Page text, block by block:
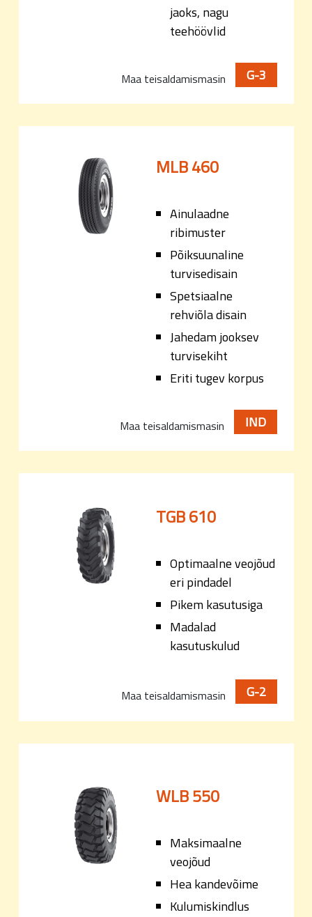
jaoks, nagu
teehöövlid
Maa teisaldamismasin G-3
MLB 460
Ainulaadne
ribimuster
Põiksuunaline
turvisedisain
Spetsiaalne
rehviõla disain
Jahedam jooksev
turvisekiht
Eriti tugev korpus
Maa teisaldamismasin IND
TGB 610
Optimaalne veojõud
eri pindadel
Pikem kasutusiga
Madalad
kasutuskulud
Maa teisaldamismasin G-2
WLB 550
Maksimaalne
veojõud
Hea kandevõime
Kulumiskindlus